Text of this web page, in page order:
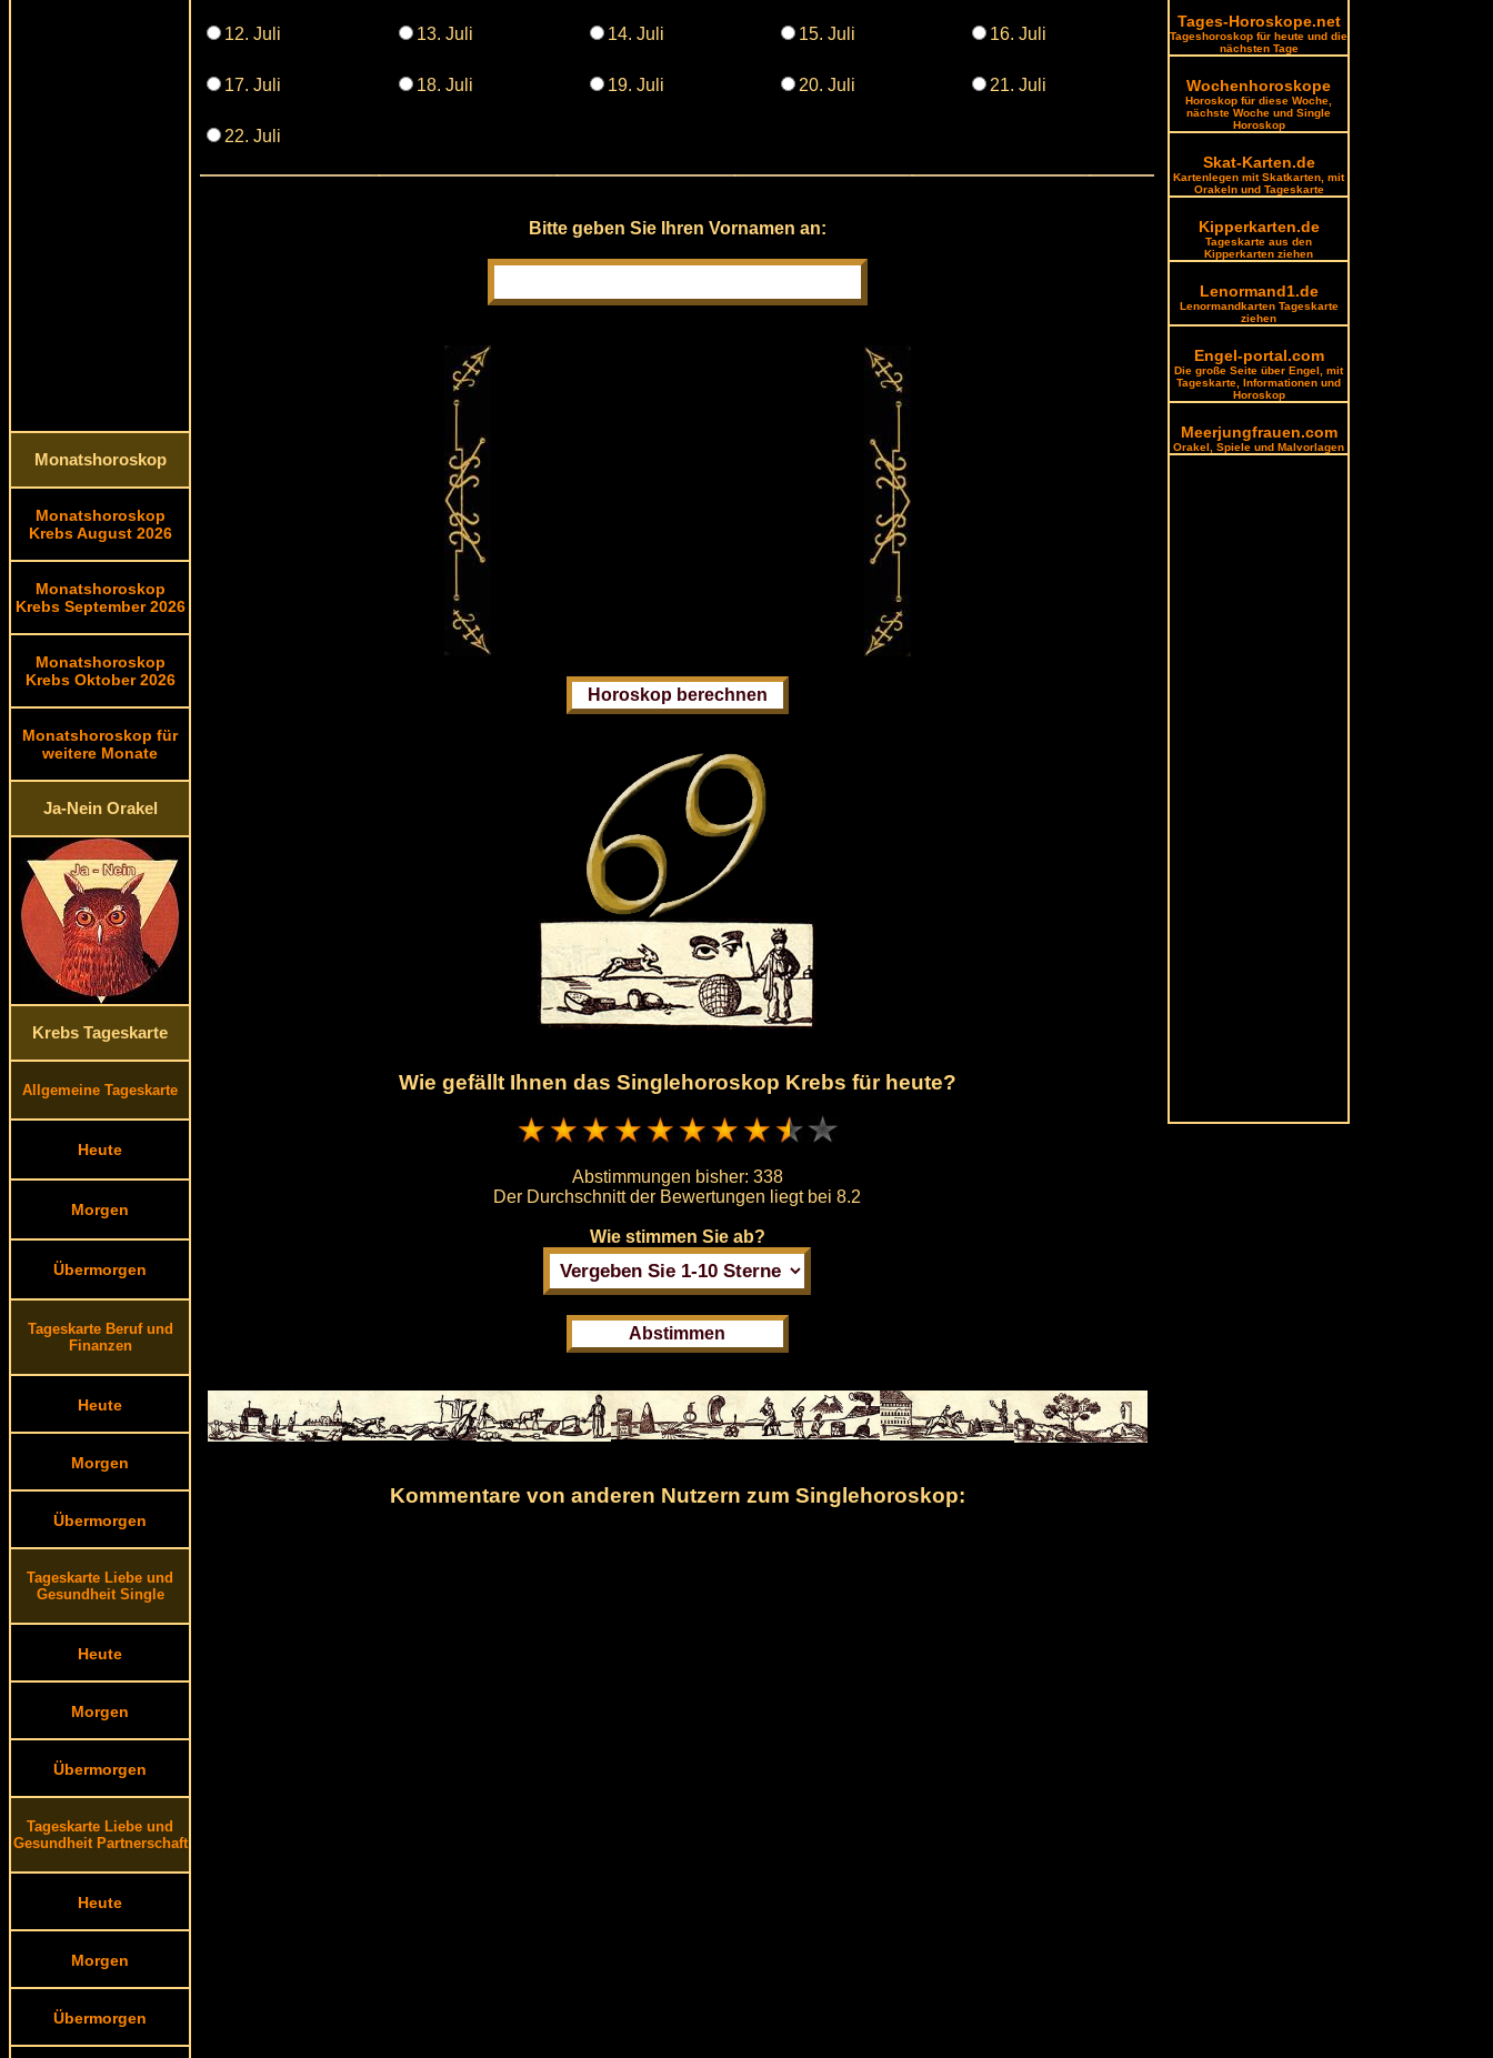
Monatshoroskop
Monatshoroskop
Krebs August 2026
Monatshoroskop
Krebs September 2026
Monatshoroskop
Krebs Oktober 2026
Monatshoroskop für
weitere Monate
Ja-Nein Orakel
Krebs Tageskarte
Allgemeine Tageskarte
Heute
Morgen
Übermorgen
Tageskarte Beruf und
Finanzen
Heute
Morgen
Übermorgen
Tageskarte Liebe und
Gesundheit Single
Heute
Morgen
Übermorgen
Tageskarte Liebe und
Gesundheit Partnerschaft
Heute
Morgen
Übermorgen
12. Juli 13. Juli 14. Juli 15. Juli 16. Juli
17. Juli 18. Juli 19. Juli 20. Juli 21. Juli
22. Juli
Bitte geben Sie Ihren Vornamen an:
Wie gefällt Ihnen das Singlehoroskop Krebs für heute?
Abstimmungen bisher: 338
Der Durchschnitt der Bewertungen liegt bei8.2
Wie stimmen Sie ab?
Kommentare von anderen Nutzern zum Singlehoroskop:
Tages-Horoskope.net
Tageshoroskop für heute und die
nächsten Tage
Wochenhoroskope
Horoskop für diese Woche,
nächste Woche und Single
Horoskop
Skat-Karten.de
Kartenlegen mit Skatkarten, mit
Orakeln und Tageskarte
Kipperkarten.de
Tageskarte aus den
Kipperkarten ziehen
Lenormand1.de
Lenormandkarten Tageskarte
ziehen
Engel-portal.com
Die große Seite über Engel, mit
Tageskarte, Informationen und
Horoskop
Meerjungfrauen.com
Orakel, Spiele und Malvorlagen